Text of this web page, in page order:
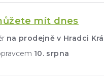
mít dnes
na prodejně v Hradci
10. srpna